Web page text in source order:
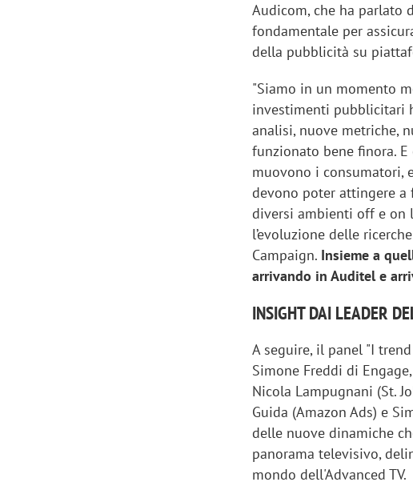
Audicom, che ha parlato
fondamentale per
della pubblicità su
"Siamo in un momento
investimenti pubblicitari
analisi, nuove metriche,
funzionato bene finora.
muovono i consumatori,
devono poter attingere
diversi ambienti off e on
l’evoluzione delle
Campaign. Insieme a
arrivando in Auditel e
INSIGHT DAI LEADER
A seguire, il panel "I
Simone Freddi di
Nicola Lampugnani (St.
Guida (Amazon Ads) e
delle nuove dinamiche
panorama televisivo,
mondo dell'Advanced TV.
comunicazione crea un brand food:
Emanuele Viora
«La creatività
amplificare il